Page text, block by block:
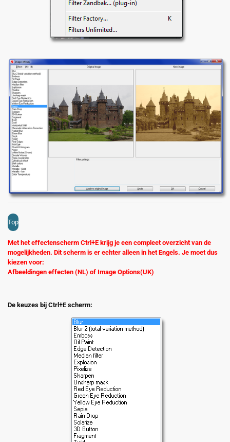
Top
Met het effectenscherm Ctrl+E krijg je een compleet overzicht van de
mogelijkheden. Dit scherm is er echter alleen in het Engels. Je moet dus
kiezen voor:
Afbeeldingen effecten (NL) of Image Options(UK)
De keuzes bij Ctrl+E scherm: